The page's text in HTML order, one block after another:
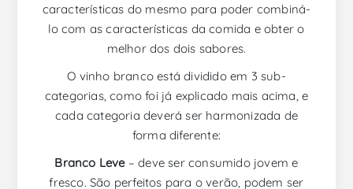
características do mesmo para poder combiná-
lo com as características da comida e obter o
melhor dos dois sabores.
O vinho branco está dividido em 3 sub-
categorias, como foi já explicado mais acima, e
cada categoria deverá ser harmonizada de
forma diferente:
Branco Leve– deve ser consumido jovem e
fresco. São perfeitos para o verão, podem ser